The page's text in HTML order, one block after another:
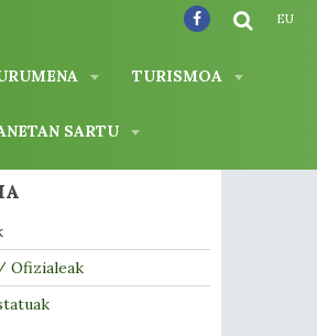
TURISMOA
SARTU
EU
Ofizialeak